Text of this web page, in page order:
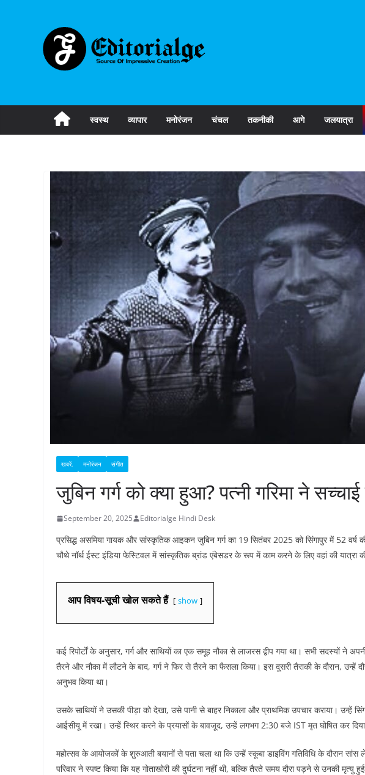
स्वस्थ व्यापार मनोरंजन चंचल तकनीकी आगे जलयात्रा
खबरें. मनोरंजन संगीत
जुबिन गर्ग को क्या हुआ? पत्नी गरिमा ने सच्चाई
September 20, 2025 Editorialge Hindi Desk
प्रसिद्ध असमिया गायक और सांस्कृतिक आइकन जुबिन गर्ग का 19 सितंबर 2025 को सिंगापुर में 52 वर्ष
चौथे नॉर्थ ईस्ट इंडिया फेस्टिवल में सांस्कृतिक ब्रांड एंबेसडर के रूप में काम करने के लिए वहां की यात्रा
आप विषय-सूची खोल सकते हैं show
कई रिपोर्टों के अनुसार, गर्ग और साथियों का एक समूह नौका से लाजरस द्वीप गया था। सभी सदस्यों
तैरने और नौका में लौटने के बाद, गर्ग ने फिर से तैरने का फैसला किया। इस दूसरी तैराकी के दौरान, उन्हें
अनुभव किया था।
उसके साथियों ने उसकी पीड़ा को देखा, उसे पानी से बाहर निकाला और प्राथमिक उपचार कराया। उन्हें
आईसीयू में रखा। उन्हें स्थिर करने के प्रयासों के बावजूद, उन्हें लगभग 2:30 बजे IST मृत घोषित कर
महोत्सव के आयोजकों के शुरुआती बयानों से पता चला था कि उन्हें स्कूबा डाइविंग गतिविधि के दौरान सांस
परिवार ने स्पष्ट किया कि यह गोताखोरी की दुर्घटना नहीं थी, बल्कि तैरते समय दौरा पड़ने से उनकी मृत्यु